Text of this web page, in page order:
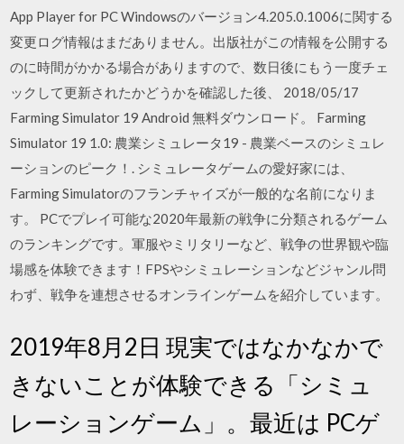
App Player for PC Windowsのバージョン4.205.0.1006に関する
変更ログ情報はまだありません。出版社がこの情報を公開する
のに時間がかかる場合がありますので、数日後にもう一度チェ
ックして更新されたかどうかを確認した後、 2018/05/17
Farming Simulator 19 Android 無料ダウンロード。 Farming
Simulator 19 1.0: 農業シミュレータ19 - 農業ベースのシミュレ
ーションのピーク！. シミュレータゲームの愛好家には、
Farming Simulatorのフランチャイズが一般的な名前になりま
す。 PCでプレイ可能な2020年最新の戦争に分類されるゲーム
のランキングです。軍服やミリタリーなど、戦争の世界観や臨
場感を体験できます！FPSやシミュレーションなどジャンル問
わず、戦争を連想させるオンラインゲームを紹介しています。
2019年8月2日 現実ではなかなかで
きないことが体験できる「シミュ
レーションゲーム」。最近は PCゲ